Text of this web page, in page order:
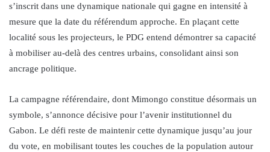
s’inscrit dans une dynamique nationale qui gagne en intensité à
mesure que la date du référendum approche. En plaçant cette
localité sous les projecteurs, le PDG entend démontrer sa capacité
à mobiliser au-delà des centres urbains, consolidant ainsi son
ancrage politique.
La campagne référendaire, dont Mimongo constitue désormais un
symbole, s’annonce décisive pour l’avenir institutionnel du
Gabon. Le défi reste de maintenir cette dynamique jusqu’au jour
du vote, en mobilisant toutes les couches de la population autour